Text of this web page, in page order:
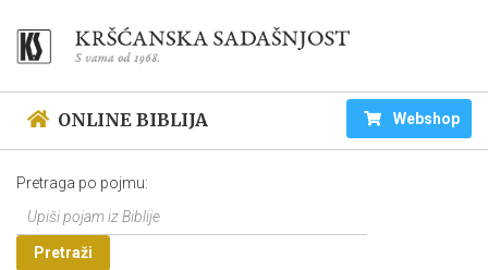
ONLINE BIBLIJA Webshop
Pretraga po pojmu:
Pretraži